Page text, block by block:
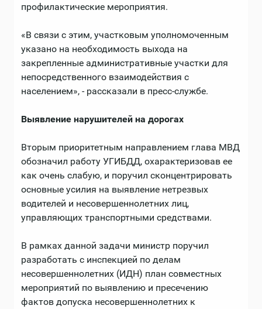
профилактические мероприятия.
«В связи с этим, участковым уполномоченным
указано на необходимость выхода на
закрепленные административные участки для
непосредственного взаимодействия с
населением», - рассказали в пресс-службе.
Выявление нарушителей на дорогах
Вторым приоритетным направлением глава МВД
обозначил работу УГИБДД, охарактеризовав ее
как очень слабую, и поручил сконцентрировать
основные усилия на выявление нетрезвых
водителей и несовершеннолетних лиц,
управляющих транспортными средствами.
В рамках данной задачи министр поручил
разработать с инспекцией по делам
несовершеннолетних (ИДН) план совместных
мероприятий по выявлению и пресечению
фактов допуска несовершеннолетних к